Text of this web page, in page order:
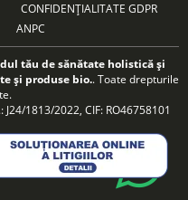
CONFIDENȚIALITATE GDPR
ANPC
tău de sănătate holistică și
și produse bio.. Toate drepturile
J24/1813/2022, CIF: RO46758101